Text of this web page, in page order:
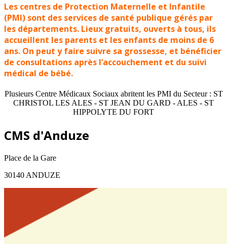
Les centres de Protection Maternelle et Infantile
(PMI) sont des services de santé publique gérés par
les départements. Lieux gratuits, ouverts à tous, ils
accueillent les parents et les enfants de moins de 6
ans. On peut y faire suivre sa grossesse, et bénéficier
de consultations après l’accouchement et du suivi
médical de bébé.
Plusieurs Centre Médicaux Sociaux abritent les PMI du Secteur : ST
CHRISTOL LES ALES - ST JEAN DU GARD - ALES - ST
HIPPOLYTE DU FORT
CMS d'Anduze
Place de la Gare
30140 ANDUZE